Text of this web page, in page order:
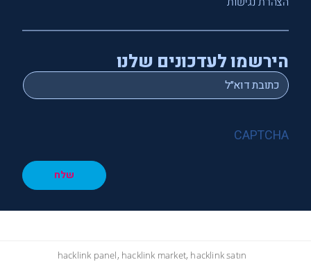
הירשמו לעדכונים שלנו
Email
*
CAPTCHA
שלח
hacklink panel, hacklink market, hacklink satın